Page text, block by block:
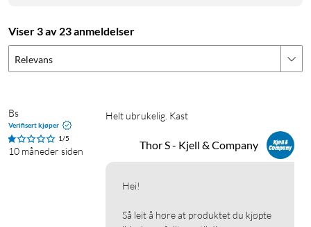
Viser 3 av 23 anmeldelser
Relevans
Bs
Verifisert kjøper
1/5
10 måneder siden
Helt ubrukelig. Kast
Thor S - Kjell & Company
Hei!
Så leit å høre at produktet du kjøpte